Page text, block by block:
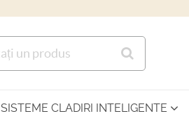
SISTEME CLADIRI INTELIGENTE